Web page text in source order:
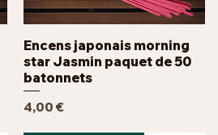
Aperçu rapide
Encens japonais morning
star Jasmin paquet de 50
batonnets
Prix
4,00 €